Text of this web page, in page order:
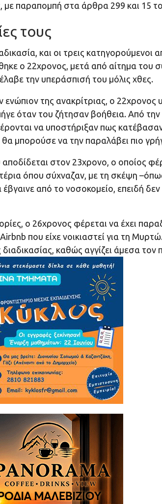
παραπομπή στα άρθρα 299 και 15
τους
και οι τρεις κατηγορούμενοι
ο 22χρονος, μετά από αίτημα του
την υπεράσπισή του μόλις χθες.
της ανακρίτριας, ο 22χρονος
όταν του ζήτησαν βοήθεια. Από την
να υποστήριξαν πως
μπορούσε να την παραλάβει πιο
στον 23χρονο, ο οποίος
όπου σύχναζαν, με τη σκέψη
από το νοσοκομείο, επειδή
ο 26χρονος φέρεται να έχει
που είχε νοικιαστεί για τη
καθώς αγγίζει άμεσα τον